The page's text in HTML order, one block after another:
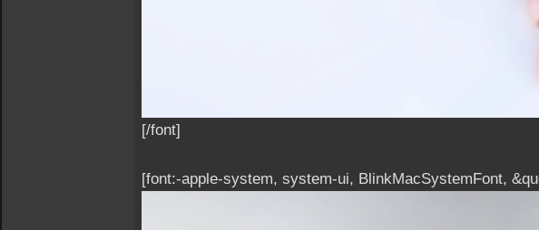
[/font]
[font:-apple-system, system-ui, BlinkMacSystemFont,